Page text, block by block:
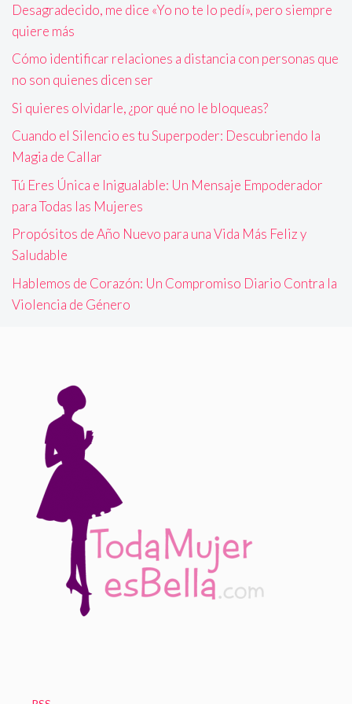
Desagradecido, me dice «Yo no te lo pedí», pero siempre
quiere más
Cómo identificar relaciones a distancia con personas que
no son quienes dicen ser
Si quieres olvidarle, ¿por qué no le bloqueas?
Cuando el Silencio es tu Superpoder: Descubriendo la
Magia de Callar
Tú Eres Única e Inigualable: Un Mensaje Empoderador
para Todas las Mujeres
Propósitos de Año Nuevo para una Vida Más Feliz y
Saludable
Hablemos de Corazón: Un Compromiso Diario Contra la
Violencia de Género